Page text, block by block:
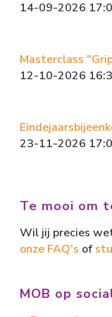
14-09-2026
Masterclass
12-10-2026
23-11-2026
Te mooi om
Wil jij precies
onze FAQ's of
MOB op